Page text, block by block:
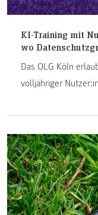
KI-Training mit
wo
Das OLG Köln
volljähriger
gemäß DSGVO.
sensiblen Daten
Recht auf